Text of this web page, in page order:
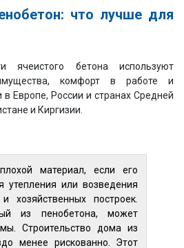
что лучше для
ячеистого бетона используют
комфорт в работе и
Европе, России и странах Средней
и Киргизии.
материал, если его
утепления или возведения
хозяйственных построек.
из пенобетона, может
Строительство дома из
менее рискованно. Этот